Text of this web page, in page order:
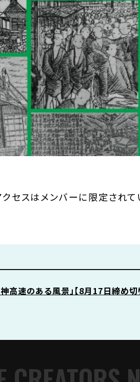
セスはメンバーに限定されて
速のある風景」【8月17日締め切